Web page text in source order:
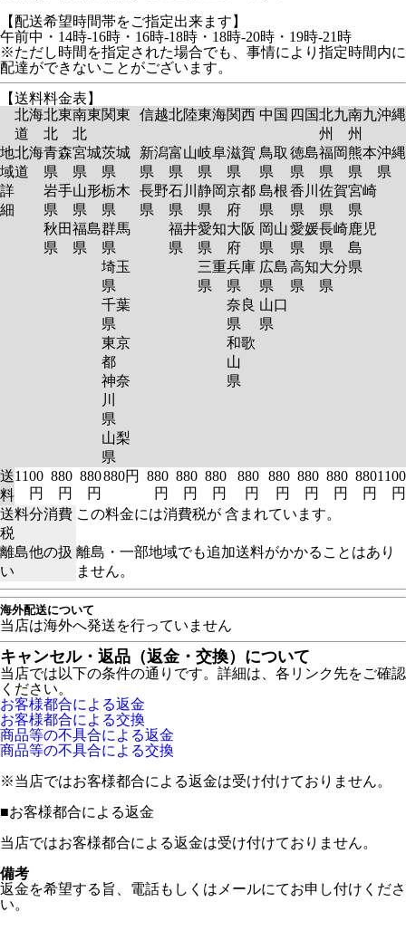
【配送希望時間帯をご指定出来ます】
午前中・14時-16時・16時-18時・18時-20時・19時-21時
※ただし時間を指定された場合でも、事情により指定時間内に
配達ができないことがございます。
【送料料金表】
北海
道
北東
北
南東
北
関東 信越北陸東海関西 中国 四国北九
州
南九
州
沖縄
地
域
詳
細
北海
道
青森
県
岩手
県
秋田
県
宮城
県
山形
県
福島
県
茨城
県
栃木
県
群馬
県
埼玉
県
千葉
県
東京
都
神奈
川
県
山梨
県
新潟
県
長野
県
富山
県
石川
県
福井
県
岐阜
県
静岡
県
愛知
県
三重
県
滋賀
県
京都
府
大阪
府
兵庫
県
奈良
県
和歌
山
県
鳥取
県
島根
県
岡山
県
広島
県
山口
県
徳島
県
香川
県
愛媛
県
高知
県
福岡
県
佐賀
県
長崎
県
大分
県
熊本
県
宮崎
県
鹿児
島
県
沖縄
県
送
料
1100
円
880
円
880
円
880円
880
円
880
円
880
円
880
円
880
円
880
円
880
円
880
円
1100
円
送料分消費
税
この料金には消費税が 含まれています。
離島他の扱
い
離島・一部地域でも追加送料がかかることはあり
ません。
海外配送について
当店は海外へ発送を行っていません
キャンセル・返品（返金・交換）について
当店では以下の条件の通りです。詳細は、各リンク先をご確認
ください。
お客様都合による返金
お客様都合による交換
商品等の不具合による返金
商品等の不具合による交換
※当店ではお客様都合による返金は受け付けておりません。
■お客様都合による返金
当店ではお客様都合による返金は受け付けておりません。
備考
返金を希望する旨、電話もしくはメールにてお申し付けくださ
い。